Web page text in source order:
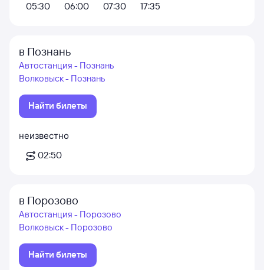
05:30
06:00 07:30 17:35
в Познань
Автостанция - Познань
Волковыск - Познань
Найти билеты
неизвестно
02:50
в Порозово
Автостанция - Порозово
Волковыск - Порозово
Найти билеты